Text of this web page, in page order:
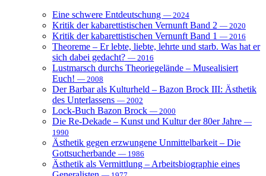
Eine schwere Entdeutschung — 2024
Kritik der kabarettistischen Vernunft Band 2 — 2020
Kritik der kabarettistischen Vernunft Band 1 — 2016
Theoreme – Er lebte, liebte, lehrte und starb. Was hat er
sich dabei gedacht? — 2016
Lustmarsch durchs Theoriegelände – Musealisiert
Euch! — 2008
Der Barbar als Kulturheld – Bazon Brock III: Ästhetik
des Unterlassens — 2002
Lock-Buch Bazon Brock — 2000
Die Re-Dekade – Kunst und Kultur der 80er Jahre —
1990
Ästhetik gegen erzwungene Unmittelbarkeit – Die
Gottsucherbande — 1986
Ästhetik als Vermittlung – Arbeitsbiographie eines